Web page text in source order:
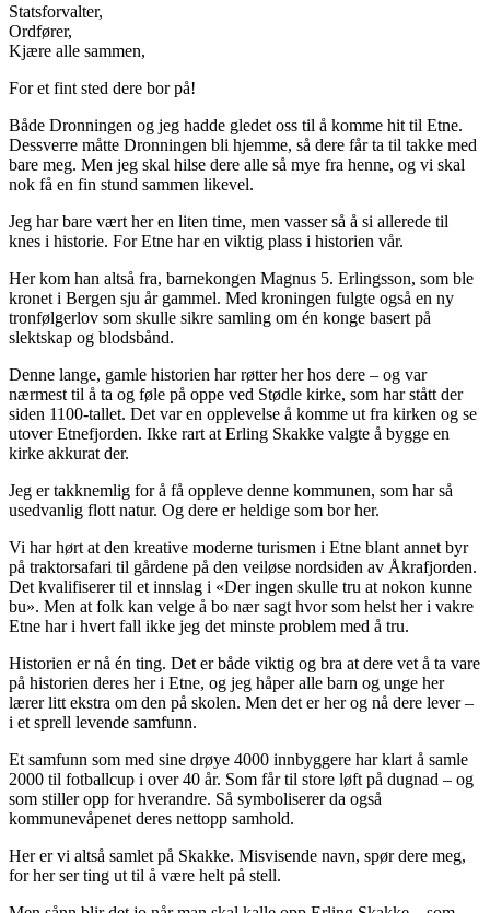
Statsforvalter,
Ordfører,
Kjære alle sammen,
For et fint sted dere bor på!
Både Dronningen og jeg hadde gledet oss til å komme hit til Etne.
Dessverre måtte Dronningen bli hjemme, så dere får ta til takke med
bare meg. Men jeg skal hilse dere alle så mye fra henne, og vi skal
nok få en fin stund sammen likevel.
Jeg har bare vært her en liten time, men vasser så å si allerede til
knes i historie. For Etne har en viktig plass i historien vår.
Her kom han altså fra, barnekongen Magnus 5. Erlingsson, som ble
kronet i Bergen sju år gammel. Med kroningen fulgte også en ny
tronfølgerlov som skulle sikre samling om én konge basert på
slektskap og blodsbånd.
Denne lange, gamle historien har røtter her hos dere – og var
nærmest til å ta og føle på oppe ved Stødle kirke, som har stått der
siden 1100-tallet. Det var en opplevelse å komme ut fra kirken og se
utover Etnefjorden. Ikke rart at Erling Skakke valgte å bygge en
kirke akkurat der.
Jeg er takknemlig for å få oppleve denne kommunen, som har så
usedvanlig flott natur. Og dere er heldige som bor her.
Vi har hørt at den kreative moderne turismen i Etne blant annet byr
på traktorsafari til gårdene på den veiløse nordsiden av Åkrafjorden.
Det kvalifiserer til et innslag i «Der ingen skulle tru at nokon kunne
bu». Men at folk kan velge å bo nær sagt hvor som helst her i vakre
Etne har i hvert fall ikke jeg det minste problem med å tru.
Historien er nå én ting. Det er både viktig og bra at dere vet å ta vare
på historien deres her i Etne, og jeg håper alle barn og unge her
lærer litt ekstra om den på skolen. Men det er her og nå dere lever –
i et sprell levende samfunn.
Et samfunn som med sine drøye 4000 innbyggere har klart å samle
2000 til fotballcup i over 40 år. Som får til store løft på dugnad – og
som stiller opp for hverandre. Så symboliserer da også
kommunevåpenet deres nettopp samhold.
Her er vi altså samlet på Skakke. Misvisende navn, spør dere meg,
for her ser ting ut til å være helt på stell.